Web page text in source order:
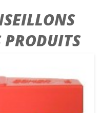
PRODUITS